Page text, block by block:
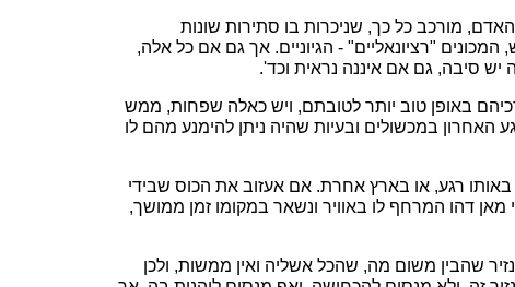
מורכב כל כך, שניכרות בו סתירות שונות
"רציונאליים" - הגיוניים. אך גם אם כל אלה,
יש סיבה, גם אם איננה נראית וכד'.
באופן טוב יותר לטובתם, ויש כאלה שפחות, ממש
במכשולים ובעיות שהיה ניתן להימנע מהם לו
באותו רגע, או בארץ אחרת. אם אעזוב את הכוס שבידי
דהו המרחף לו באוויר ונשאר במקומו זמן ממושך,
שהבין משום מה, שהכל אשליה ואין ממשות, ולכן